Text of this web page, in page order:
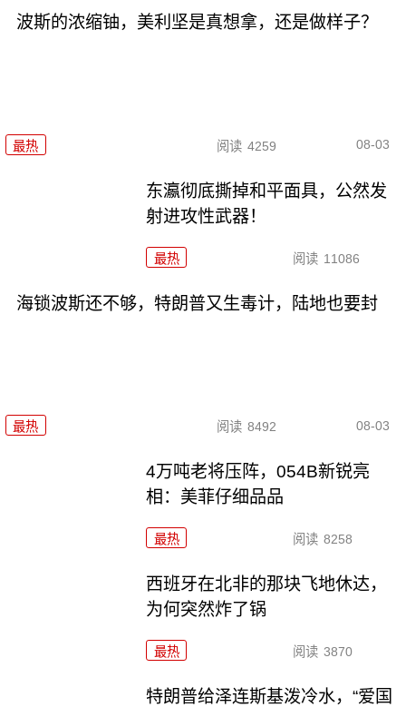
波斯的浓缩铀，美利坚是真想拿，还是做样子？
最热 阅读 4259 08-03
东瀛彻底撕掉和平面具，公然发
射进攻性武器！
最热 阅读 11086
海锁波斯还不够，特朗普又生毒计，陆地也要封
最热 阅读 8492 08-03
4万吨老将压阵，054B新锐亮
相：美菲仔细品品
最热 阅读 8258
西班牙在北非的那块飞地休达，
为何突然炸了锅
最热 阅读 3870
特朗普给泽连斯基泼冷水，“爱国